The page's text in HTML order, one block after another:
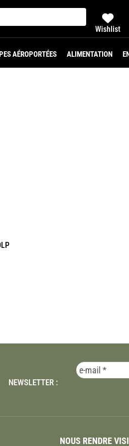
Wishlist
AÉROPORTÉES ALIMENTATION
NEWSLETTER :
NOUS RENDRE